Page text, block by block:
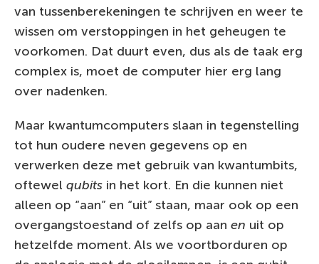
van tussenberekeningen te schrijven en weer te
wissen om verstoppingen in het geheugen te
voorkomen. Dat duurt even, dus als de taak erg
complex is, moet de computer hier erg lang
over nadenken.
Maar kwantumcomputers slaan in tegenstelling
tot hun oudere neven gegevens op en
verwerken deze met gebruik van kwantumbits,
oftewel qubits in het kort. En die kunnen niet
alleen op “aan” en “uit” staan, maar ook op een
overgangstoestand of zelfs op aan en uit op
hetzelfde moment. Als we voortborduren op